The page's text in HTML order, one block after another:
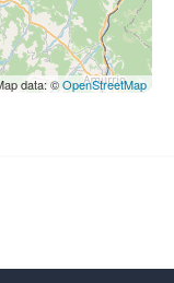
data: ©OpenStreetMap